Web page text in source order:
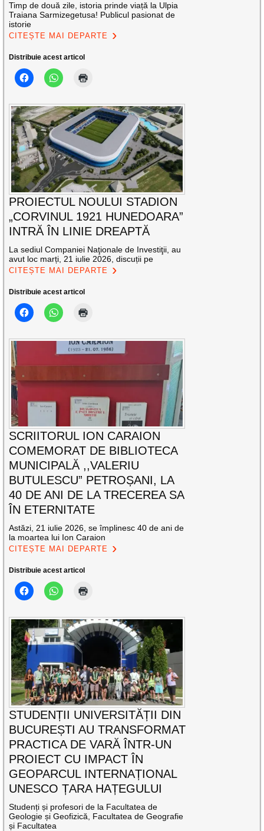
Timp de două zile, istoria prinde viață la Ulpia
Traiana Sarmizegetusa! Publicul pasionat de
istorie
CITEȘTE MAI DEPARTE
Distribuie acest articol
PROIECTUL NOULUI STADION
„CORVINUL 1921 HUNEDOARA”
INTRĂ ÎN LINIE DREAPTĂ
La sediul Companiei Naţionale de Investiţii, au
avut loc marți, 21 iulie 2026, discuții pe
CITEȘTE MAI DEPARTE
Distribuie acest articol
SCRIITORUL ION CARAION
COMEMORAT DE BIBLIOTECA
MUNICIPALĂ ,,VALERIU
BUTULESCU” PETROȘANI, LA
40 DE ANI DE LA TRECEREA SA
ÎN ETERNITATE
Astăzi, 21 iulie 2026, se împlinesc 40 de ani de
la moartea lui Ion Caraion
CITEȘTE MAI DEPARTE
Distribuie acest articol
STUDENȚII UNIVERSITĂȚII DIN
BUCUREȘTI AU TRANSFORMAT
PRACTICA DE VARĂ ÎNTR-UN
PROIECT CU IMPACT ÎN
GEOPARCUL INTERNAȚIONAL
UNESCO ȚARA HAȚEGULUI
Studenți și profesori de la Facultatea de
Geologie și Geofizică, Facultatea de Geografie
și Facultatea